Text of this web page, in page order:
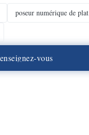
poseur numérique de plat
enseignez-vous